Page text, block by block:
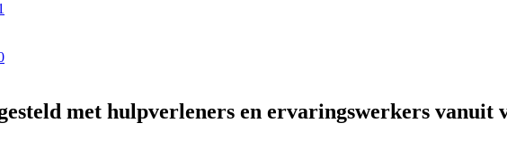
met hulpverleners en ervaringswerkers vanuit